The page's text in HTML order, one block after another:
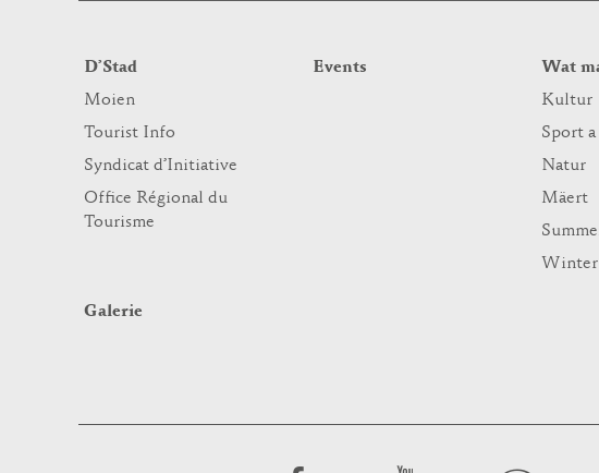
D’Stad
Moien
Tourist Info
Syndicat d’Initiative
Office Régional du
Tourisme
Events
Wat
Kultur
Sport
Natur
Mäert
Winter
Galerie